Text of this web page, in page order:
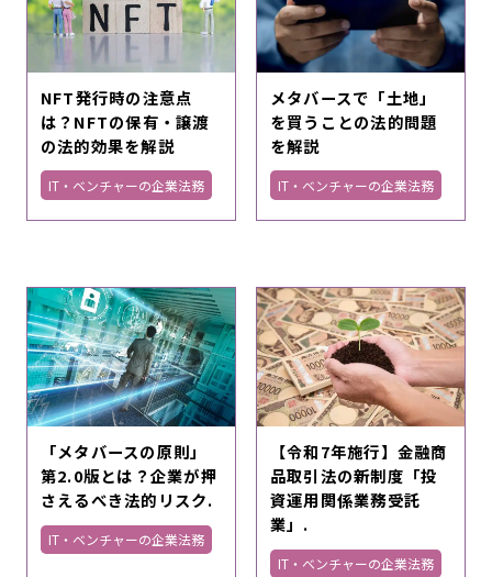
NFT発行時の注意点
は？NFTの保有・譲渡
の法的効果を解説
IT・ベンチャーの企業法務
メタバースで「土地」
を買うことの法的問題
を解説
IT・ベンチャーの企業法務
「メタバースの原則」
第2.0版とは？企業が押
さえるべき法的リスク.
IT・ベンチャーの企業法務
【令和7年施行】金融商
品取引法の新制度「投
資運用関係業務受託
業」.
IT・ベンチャーの企業法務